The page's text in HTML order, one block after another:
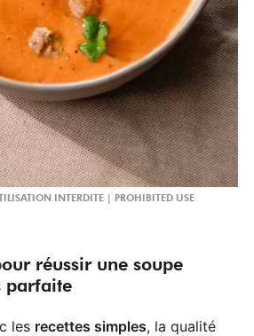
réussir une soupe
parfaite
les recettes simples, la qualité